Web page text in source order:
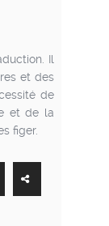
Il
et des
de
et de la
figer.